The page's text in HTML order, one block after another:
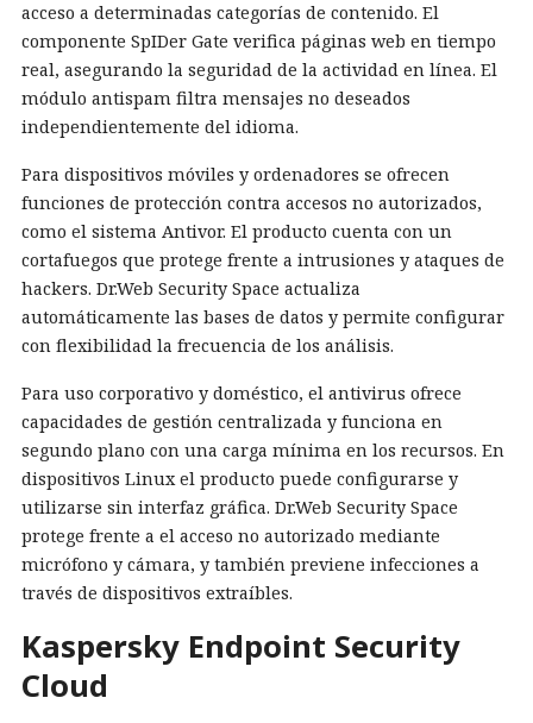
acceso a determinadas categorías de contenido. El
componente SpIDer Gate verifica páginas web en tiempo
real, asegurando la seguridad de la actividad en línea. El
módulo antispam filtra mensajes no deseados
independientemente del idioma.
Para dispositivos móviles y ordenadores se ofrecen
funciones de protección contra accesos no autorizados,
como el sistema Antivor. El producto cuenta con un
cortafuegos que protege frente a intrusiones y ataques de
hackers. Dr.Web Security Space actualiza
automáticamente las bases de datos y permite configurar
con flexibilidad la frecuencia de los análisis.
Para uso corporativo y doméstico, el antivirus ofrece
capacidades de gestión centralizada y funciona en
segundo plano con una carga mínima en los recursos. En
dispositivos Linux el producto puede configurarse y
utilizarse sin interfaz gráfica. Dr.Web Security Space
protege frente a el acceso no autorizado mediante
micrófono y cámara, y también previene infecciones a
través de dispositivos extraíbles.
Kaspersky Endpoint Security
Cloud